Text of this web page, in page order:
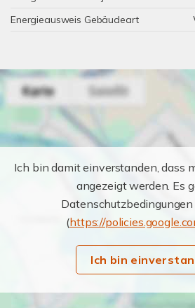
Energieausweis Gebäudeart
Ich bin damit einverstanden, dass
angezeigt werden. Es
Datenschutzbedingungen
(https://
Ich bin